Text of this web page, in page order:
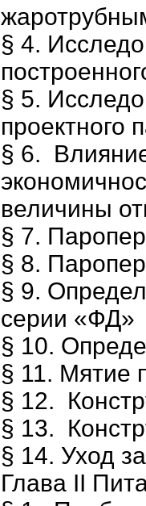
§ 4.
§ 5.
проектного
§ 6.
величины
§ 7.
§ 8.
§ 9.
серии «ФД»
§ 10.
§ 11. Мятие
§ 12.
§ 13.
§ 14. Уход
Глава II